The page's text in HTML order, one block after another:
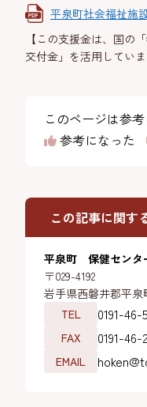
平泉町社会福祉施
【この支援金は、国の
交付金」を活用していま
このページは参
参考になった
この記事に関す
平泉町 保健センタ
〒029-4192
岩手県西磐井郡平泉
TEL
0191-46-
FAX 0191-46-
EMAIL